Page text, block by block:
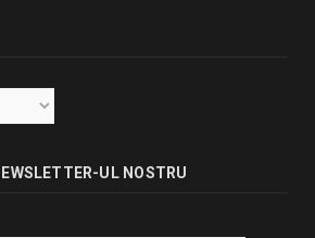
UL NOSTRU